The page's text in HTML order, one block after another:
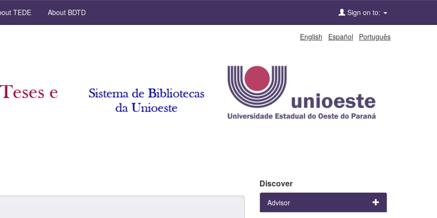
TEDE About BDTD Sign on to:
English Español Português
Discover
Advisor